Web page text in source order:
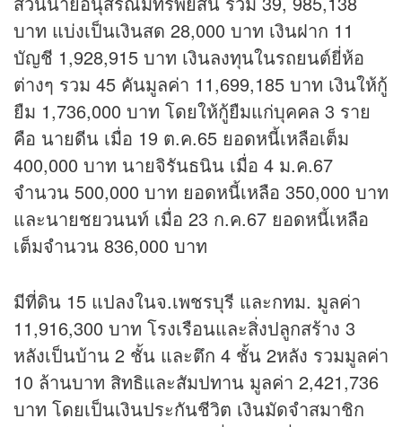
บาท แบ่งเป็นเงินสด 28,000 บาท เงินฝาก 11
บัญชี 1,928,915 บาท เงินลงทุนในรถยนต์ยี่ห้อ
ต่างๆ รวม 45 คันมูลค่า 11,699,185 บาท เงินให้กู้
ยืม 1,736,000 บาท โดยให้กู้ยืมแก่บุคคล 3 ราย
คือ นายดีน เมื่อ 19 ต.ค.65 ยอดหนี้เหลือเต็ม
400,000 บาท นายจิรันธนิน เมื่อ 4 ม.ค.67
จำนวน 500,000 บาท ยอดหนี้เหลือ 350,000 บาท
และนายชยวนนท์ เมื่อ 23 ก.ค.67 ยอดหนี้เหลือ
เต็มจำนวน 836,000 บาท
มีที่ดิน 15 แปลงในจ.เพชรบุรี และกทม. มูลค่า
11,916,300 บาท โรงเรือนและสิ่งปลูกสร้าง 3
หลังเป็นบ้าน 2 ชั้น และตึก 4 ชั้น 2หลัง รวมมูลค่า
10 ล้านบาท สิทธิและสัมปทาน มูลค่า 2,421,736
บาท โดยเป็นเงินประกันชีวิต เงินมัดจำสมาชิก